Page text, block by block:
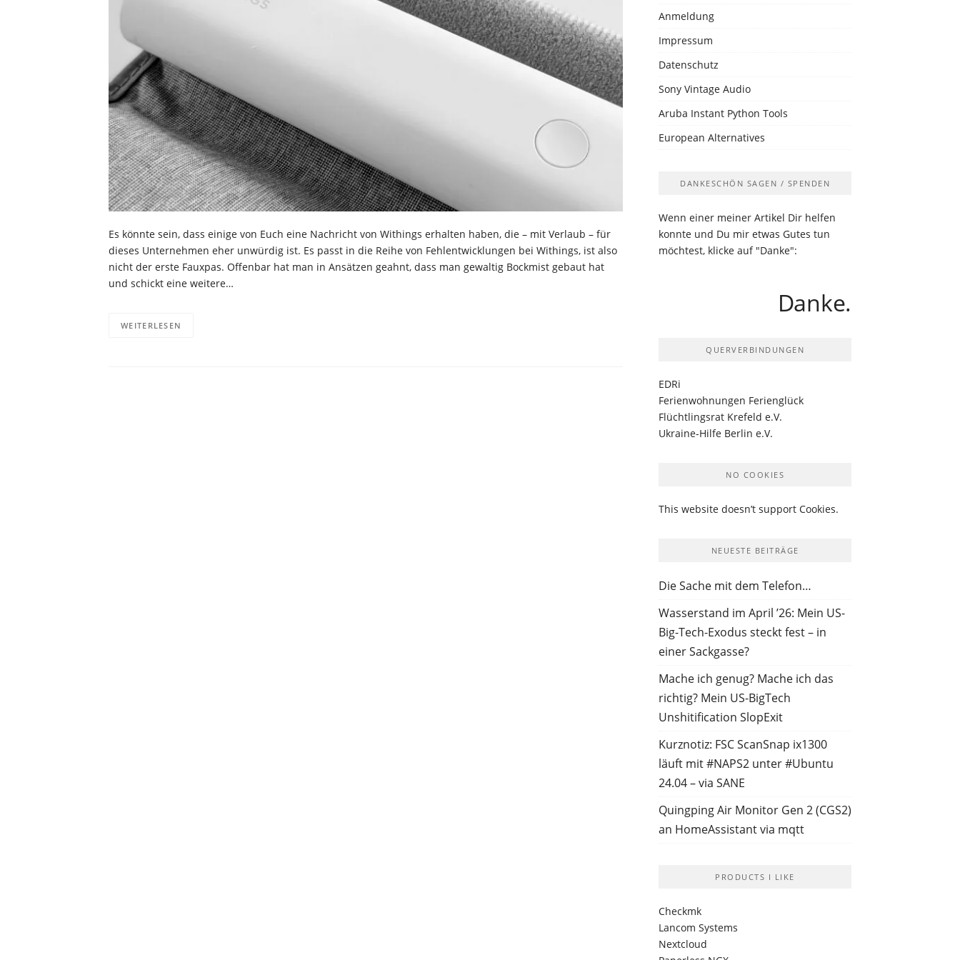
Es könnte sein, dass einige von Euch eine Nachricht von Withings erhalten haben, die – mit Verlaub – für
dieses Unternehmen eher unwürdig ist. Es passt in die Reihe von Fehlentwicklungen bei Withings, ist also
nicht der erste Fauxpas. Offenbar hat man in Ansätzen geahnt, dass man gewaltig Bockmist gebaut hat
und schickt eine weitere…
WEITERLESEN
Anmeldung
Impressum
Datenschutz
Sony Vintage Audio
Aruba Instant Python Tools
European Alternatives
DANKESCHÖN SAGEN / SPENDEN
Wenn einer meiner Artikel Dir helfen
konnte und Du mir etwas Gutes tun
möchtest, klicke auf "Danke":
Danke.
QUERVERBINDUNGEN
EDRi
Ferienwohnungen Ferienglück
Flüchtlingsrat Krefeld e.V.
Ukraine-Hilfe Berlin e.V.
NO COOKIES
This website doesn’t support Cookies.
NEUESTE BEITRÄGE
Die Sache mit dem Telefon…
Wasserstand im April ’26: Mein US-
Big-Tech-Exodus steckt fest – in
einer Sackgasse?
Mache ich genug? Mache ich das
richtig? Mein US-BigTech
Unshitification SlopExit
Kurznotiz: FSC ScanSnap ix1300
läuft mit #NAPS2 unter #Ubuntu
24.04 – via SANE
Quingping Air Monitor Gen 2 (CGS2)
an HomeAssistant via mqtt
PRODUCTS I LIKE
Checkmk
Lancom Systems
Nextcloud